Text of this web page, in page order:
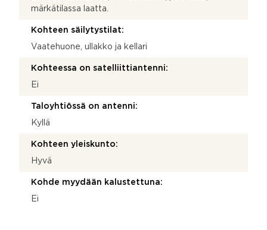
märkätilassa laatta.
Kohteen säilytystilat:
Vaatehuone, ullakko ja kellari
Kohteessa on satelliittiantenni:
Ei
Taloyhtiössä on antenni:
Kyllä
Kohteen yleiskunto:
Hyvä
Kohde myydään kalustettuna:
Ei